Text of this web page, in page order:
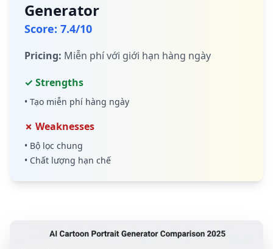
Generator
Score: 7.4/10
Pricing: Miễn phí với giới hạn hàng ngày
✓ Strengths
• Tạo miễn phí hàng ngày
✗ Weaknesses
• Bộ lọc chung
• Chất lượng hạn chế